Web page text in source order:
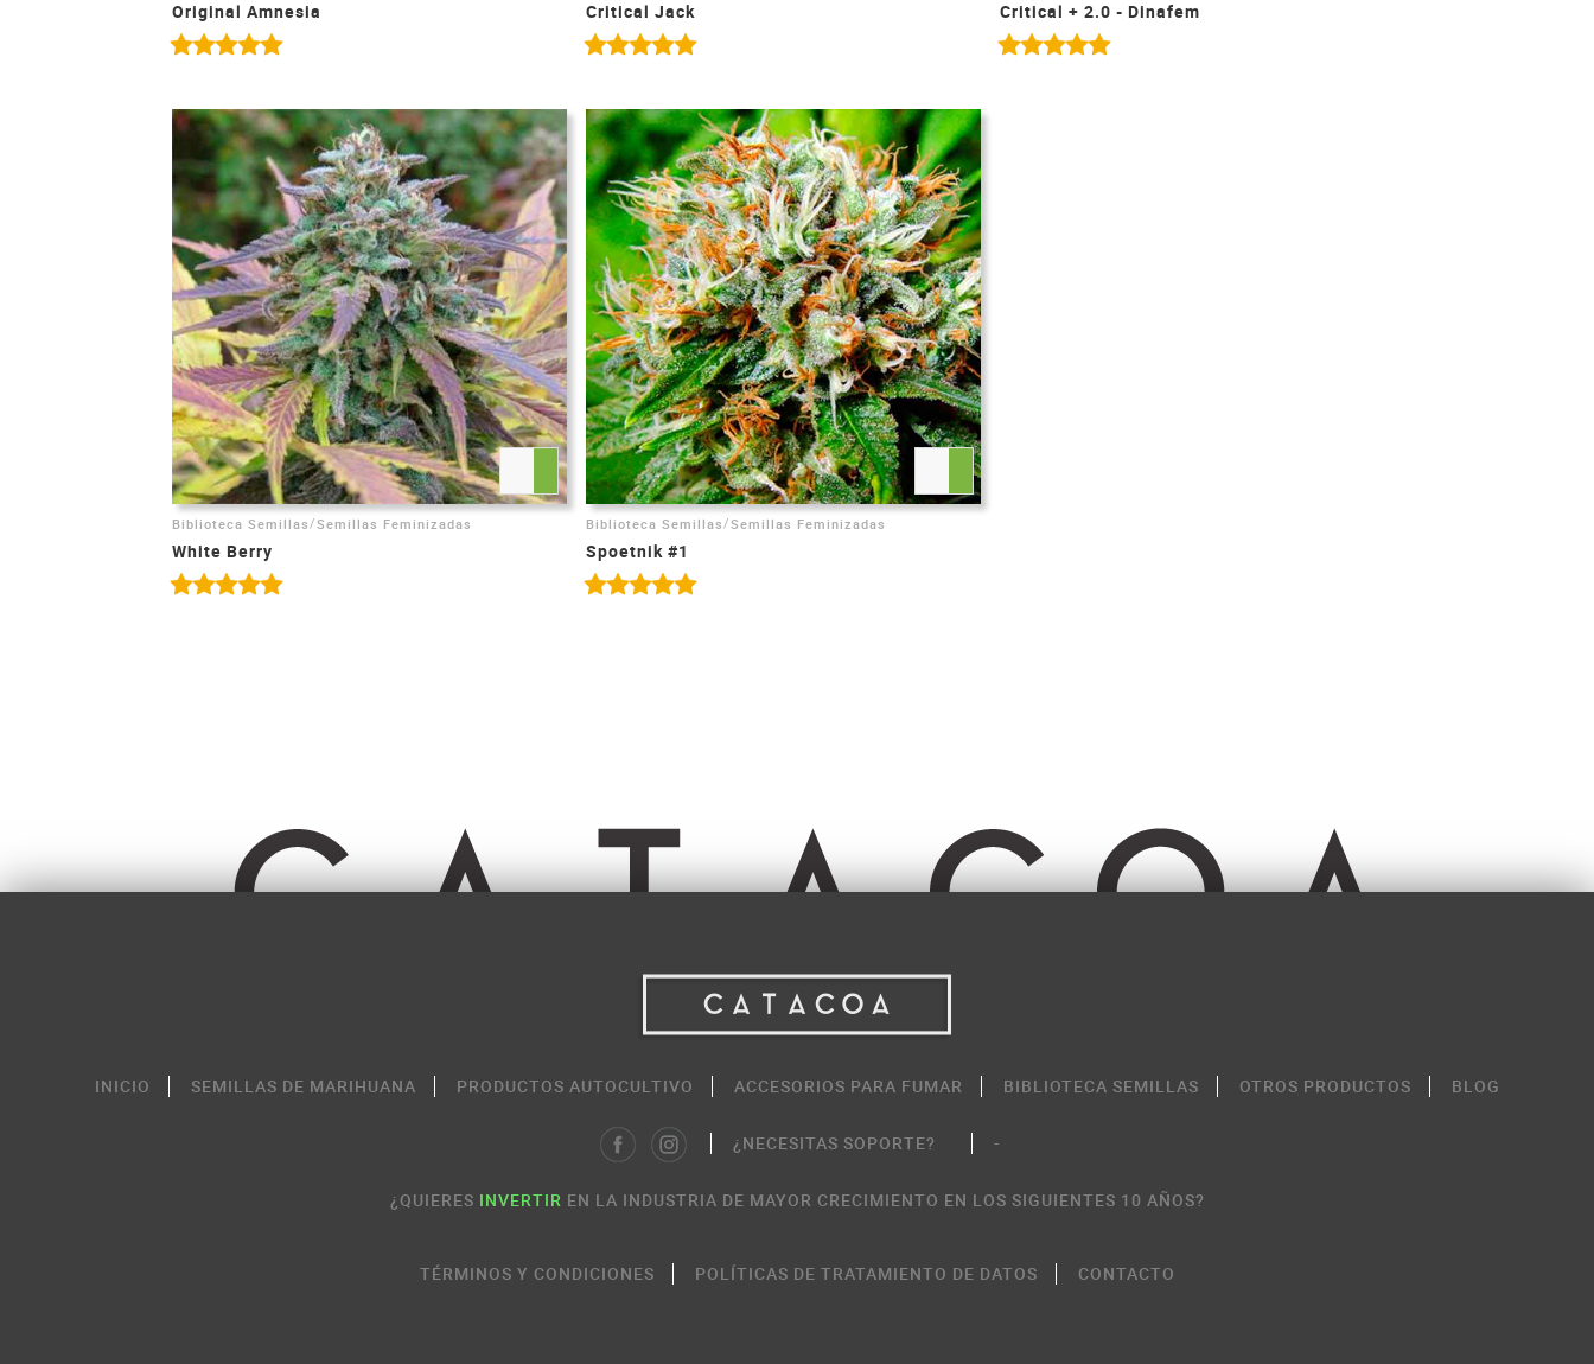
Original Amnesia Critical Jack Critical + 2.0 - Dinafem
Biblioteca Semillas/Semillas Feminizadas
White Berry
Biblioteca Semillas/Semillas Feminizadas
Spoetnik #1
INICIO SEMILLAS DE MARIHUANA PRODUCTOS AUTOCULTIVO ACCESORIOS PARA FUMAR BIBLIOTECA SEMILLAS OTROS PRODUCTOS BLOG
¿NECESITAS SOPORTE? -
¿QUIERES INVERTIR EN LA INDUSTRIA DE MAYOR CRECIMIENTO EN LOS SIGUIENTES 10 AÑOS?
TÉRMINOS Y CONDICIONES POLÍTICAS DE TRATAMIENTO DE DATOS CONTACTO